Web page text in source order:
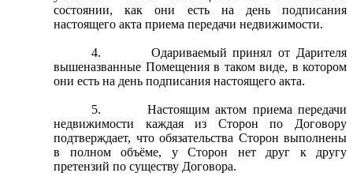
состоянии, как они есть на день подписания
настоящего акта приема передачи недвижимости.
4.
Одариваемый принял от Дарителя
вышеназванные Помещения в таком виде, в котором
они есть на день подписания настоящего акта.
5.
Настоящим актом приема передачи
недвижимости каждая из Сторон по Договору
подтверждает, что обязательства Сторон выполнены
в полном объёме, у Сторон нет друг к другу
претензий по существу Договора.